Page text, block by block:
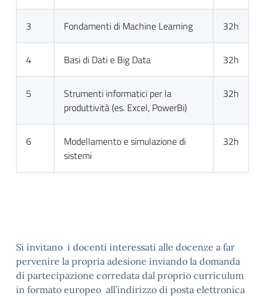
3 Fondamenti di Machine Learning 32h
4 Basi di Dati e Big Data 32h
5
Strumenti informatici per la
produttività (es. Excel, PowerBi)
32h
6
Modellamento e simulazione di
sistemi
32h
Si invitano i docenti interessati alle docenze a far
pervenire la propria adesione inviando la domanda
di partecipazione corredata dal proprio curriculum
in formato europeo all’indirizzo di posta elettronica